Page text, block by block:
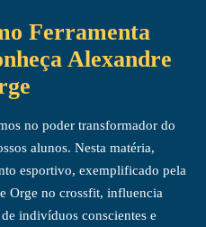
Ferramenta
Alexandre
no poder transformador do
alunos. Nesta matéria,
esportivo, exemplificado pela
Orge no crossfit, influencia
indivíduos conscientes e